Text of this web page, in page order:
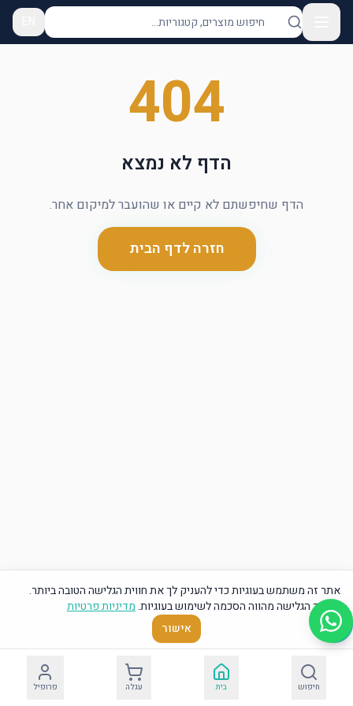
404
הדף לא נמצא
הדף שחיפשתם לא קיים או שהועבר למיקום אחר.
חזרה לדף הבית
חיפוש בית עגלה פרופיל
אתר זה משתמש בעוגיות כדי להעניק לך את חווית הגלישה הטובה ביותר.
המשך הגלישה מהווה הסכמה לשימוש בעוגיות.מדיניות פרטיות
אישור